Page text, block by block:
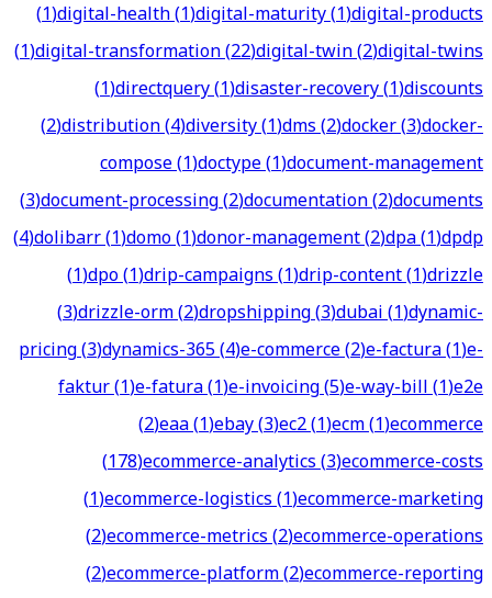
(1)digital-health(1)digital-maturity(1)digital-products
(1)digital-transformation(22)digital-twin(2)digital-twins
(1)directquery(1)disaster-recovery(1)discounts
(2)distribution(4)diversity(1)dms(2)docker(3)docker-
compose(1)doctype(1)document-management
(3)document-processing(2)documentation(2)documents
(4)dolibarr(1)domo(1)donor-management(2)dpa(1)dpdp
(1)dpo(1)drip-campaigns(1)drip-content(1)drizzle
(3)drizzle-orm(2)dropshipping(3)dubai(1)dynamic-
pricing(3)dynamics-365(4)e-commerce(2)e-factura(1)e-
faktur(1)e-fatura(1)e-invoicing(5)e-way-bill(1)e2e
(2)eaa(1)ebay(3)ec2(1)ecm(1)ecommerce
(178)ecommerce-analytics(3)ecommerce-costs
(1)ecommerce-logistics(1)ecommerce-marketing
(2)ecommerce-metrics(2)ecommerce-operations
(2)ecommerce-platform(2)ecommerce-reporting